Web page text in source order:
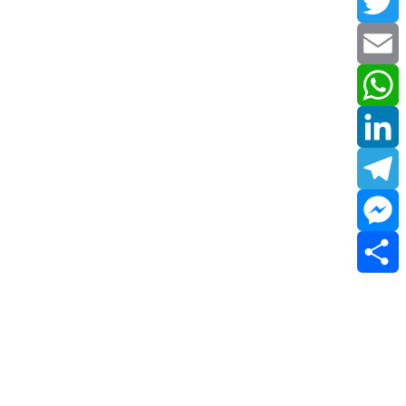
Twitter
Email
WhatsApp
LinkedIn
Telegram
Messenger